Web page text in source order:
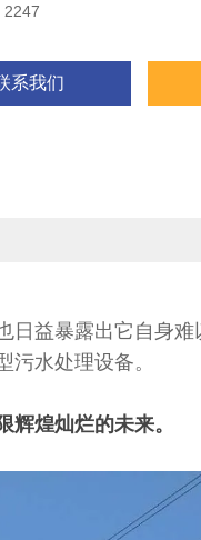
2247
系我们
日益暴露出它自身
水处理设备。
煌灿烂的未来。